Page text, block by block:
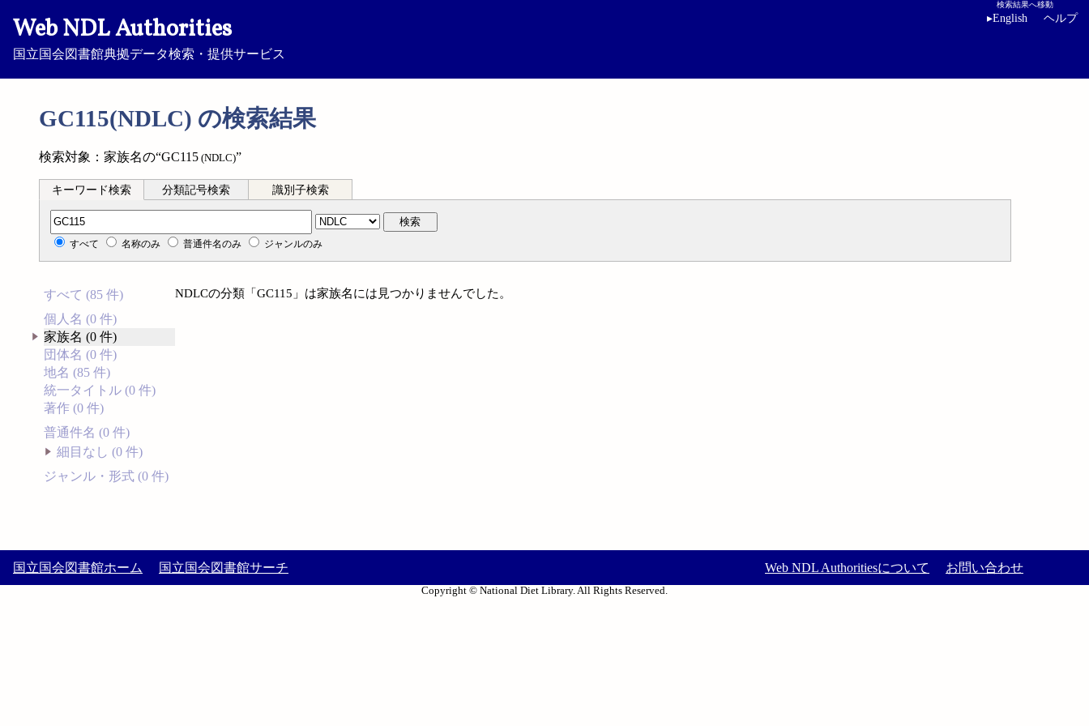
Web NDL Authorities
国立国会図書館典拠データ検索・提供サービス
検索結果へ移動
▸English ヘルプ
GC115(NDLC) の検索結果
検索対象：家族名の“GC115 (NDLC)”
キーワード検索 分類記号検索 識別子検索
分類記号検索 検索
すべて 名称のみ 普通件名のみ ジャンルのみ
すべて (85 件)
個人名 (0 件)
家族名 (0 件)
団体名 (0 件)
地名 (85 件)
統一タイトル (0 件)
著作 (0 件)
普通件名 (0 件)
細目なし (0 件)
ジャンル・形式 (0 件)
NDLCの分類「GC115」は家族名には見つかりませんでした。
国立国会図書館ホーム 国立国会図書館サーチ Web NDL Authoritiesについて お問い合わせ
Copyright © National Diet Library. All Rights Reserved.